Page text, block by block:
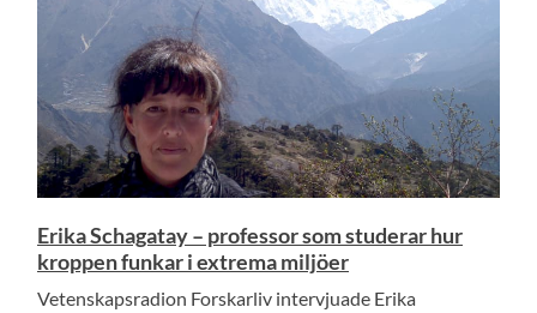
Erika Schagatay – professor som studerar hur
kroppen funkar i extrema miljöer
Vetenskapsradion Forskarliv intervjuade Erika